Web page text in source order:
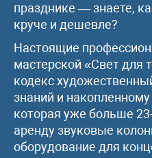
празднике — знаете,
круче и дешевле?
Настоящие
мастерской «Свет для
кодекс
знаний и
которая уже больше
аренду звуковые
оборудование для